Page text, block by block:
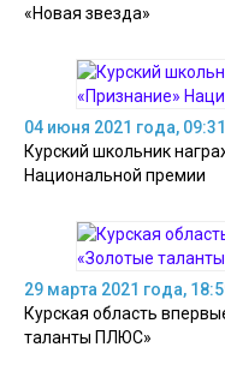
«Новая звезда»
04 июня 2021 года, 09:31
Курский школьник
Национальной премии
29 марта 2021 года,
Курская область
таланты ПЛЮС»